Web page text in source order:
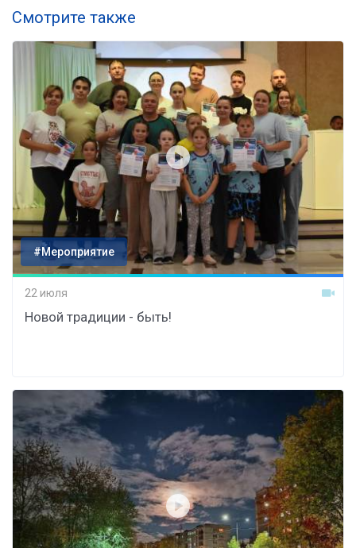
Смотрите также
#Мероприятие
22 июля
Новой традиции - быть!